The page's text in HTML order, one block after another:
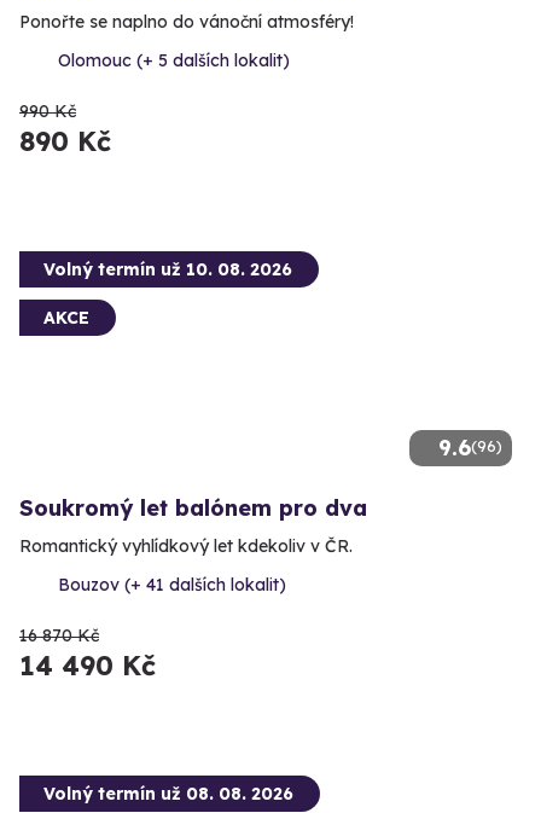
Ponořte se naplno do vánoční atmosféry!
Olomouc (+ 5 dalších lokalit)
990 Kč
890 Kč
9.6(96)
Volný termín už 10. 08. 2026
AKCE
Soukromý let balónem pro dva
Romantický vyhlídkový let kdekoliv v ČR.
Bouzov (+ 41 dalších lokalit)
16 870 Kč
14 490 Kč
Volný termín už 08. 08. 2026